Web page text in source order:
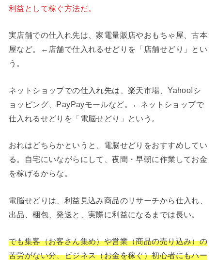
利益として稼ぐ方法だ。
実店舗での仕入れ先は、家電量販店やおもちゃ屋、古本
屋など。←店舗で仕入れるせどりを「店舗せどり」とい
う。
ネットショップでの仕入れ先は、楽天市場、Yahoo!シ
ョッピング、PayPayモールなど。←ネットショップで
仕入れるせどりを「電脳せどり」という。
おれはどちらかというと、電脳せどりをおすすめしてい
る。自宅にいながらにして、夜間・早朝に作業してお金
を稼げるからな。
電脳せどりは、利益見込み商品のリサーチから仕入れ、
出品、梱包、発送と、実際に利益になるまでは長い。
でも集客（お客さん集め）や営業（商品の売り込み）の
苦労がない分、ビジネス（お金を稼ぐ）初心者にもハー